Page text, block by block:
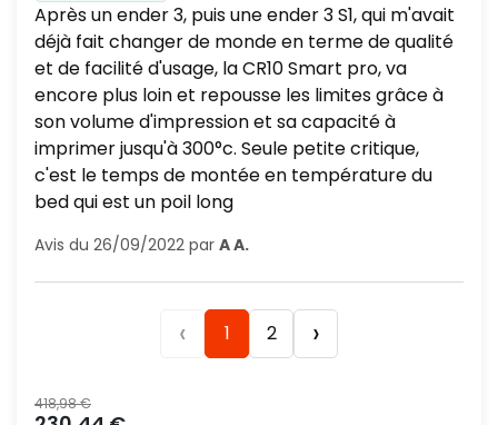
Après un ender 3, puis une ender 3 S1, qui m'avait
déjà fait changer de monde en terme de qualité
et de facilité d'usage, la CR10 Smart pro, va
encore plus loin et repousse les limites grâce à
son volume d'impression et sa capacité à
imprimer jusqu'à 300°c. Seule petite critique,
c'est le temps de montée en température du
bed qui est un poil long
Avis du 26/09/2022 par A A.
‹ 1 2 ›
Prix normal
418,98 €
Prix